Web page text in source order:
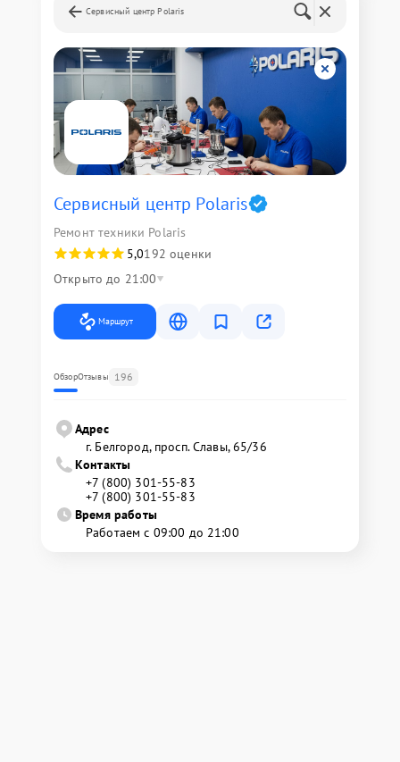
Сервисный центр Polaris
Сервисный центр Polaris
Ремонт техники Polaris
5,0192 оценки
Открыто до 21:00
Маршрут
ОбзорОтзывы 196
Адрес
г. Белгород, просп. Славы, 65/36
Контакты
+7 (800) 301-55-83
+7 (800) 301-55-83
Время работы
Работаем с 09:00 до 21:00